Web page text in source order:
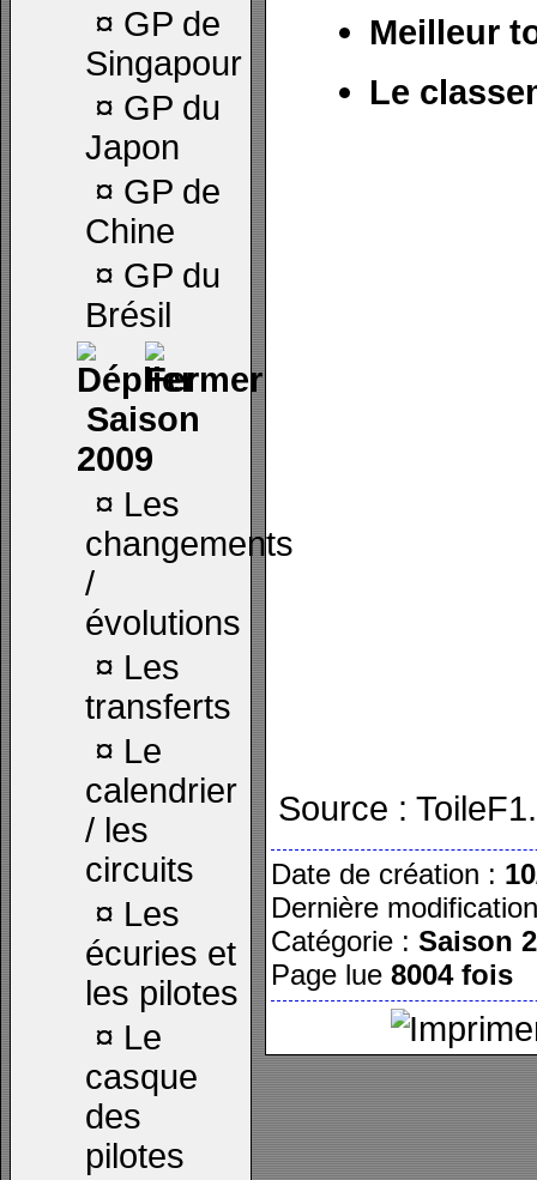
¤ GP de
Singapour
¤ GP du
Japon
¤ GP de
Chine
¤ GP du
Brésil
Saison
2009
¤ Les
changements
/
évolutions
¤ Les
transferts
¤ Le
calendrier
/ les
circuits
¤ Les
écuries et
les pilotes
¤ Le
casque
des
pilotes
Meilleur
Le
Source :
Date de création :
Dernière
Catégorie : Saison
Page lue 8004 fois